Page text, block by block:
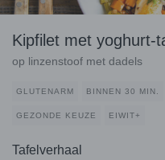
Kipfilet met yoghurt-
op linzenstoof met dadels
GLUTENARM BINNEN 30 MIN.
GEZONDE KEUZE EIWIT+
Tafelverhaal